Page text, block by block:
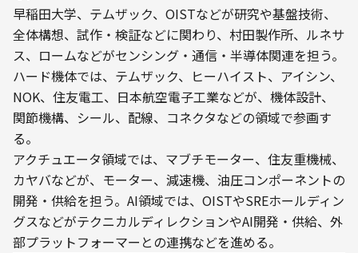
早稲田大学、テムザック、OISTなどが研究や基盤技術、
全体構想、試作・検証などに関わり、村田製作所、ルネサ
ス、ロームなどがセンシング・通信・半導体関連を担う。
ハード機体では、テムザック、ヒーハイスト、アイシン、
NOK、住友電工、日本航空電子工業などが、機体設計、
関節機構、シール、配線、コネクタなどの領域で参画す
る。
アクチュエータ領域では、マブチモーター、住友重機械、
カヤバなどが、モーター、減速機、油圧コンポーネントの
開発・供給を担う。AI領域では、OISTやSREホールディン
グスなどがテクニカルディレクションやAI開発・供給、外
部プラットフォーマーとの連携などを進める。